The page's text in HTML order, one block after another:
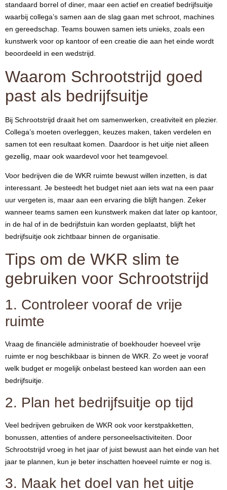
standaard borrel of diner, maar een actief en creatief bedrijfsuitje
waarbij collega’s samen aan de slag gaan met schroot, machines
en gereedschap. Teams bouwen samen iets unieks, zoals een
kunstwerk voor op kantoor of een creatie die aan het einde wordt
beoordeeld in een wedstrijd.
Waarom Schrootstrijd goed
past als bedrijfsuitje
Bij Schrootstrijd draait het om samenwerken, creativiteit en plezier.
Collega’s moeten overleggen, keuzes maken, taken verdelen en
samen tot een resultaat komen. Daardoor is het uitje niet alleen
gezellig, maar ook waardevol voor het teamgevoel.
Voor bedrijven die de WKR ruimte bewust willen inzetten, is dat
interessant. Je besteedt het budget niet aan iets wat na een paar
uur vergeten is, maar aan een ervaring die blijft hangen. Zeker
wanneer teams samen een kunstwerk maken dat later op kantoor,
in de hal of in de bedrijfstuin kan worden geplaatst, blijft het
bedrijfsuitje ook zichtbaar binnen de organisatie.
Tips om de WKR slim te
gebruiken voor Schrootstrijd
1. Controleer vooraf de vrije
ruimte
Vraag de financiële administratie of boekhouder hoeveel vrije
ruimte er nog beschikbaar is binnen de WKR. Zo weet je vooraf
welk budget er mogelijk onbelast besteed kan worden aan een
bedrijfsuitje.
2. Plan het bedrijfsuitje op tijd
Veel bedrijven gebruiken de WKR ook voor kerstpakketten,
bonussen, attenties of andere personeelsactiviteiten. Door
Schrootstrijd vroeg in het jaar of juist bewust aan het einde van het
jaar te plannen, kun je beter inschatten hoeveel ruimte er nog is.
3. Maak het doel van het uitje